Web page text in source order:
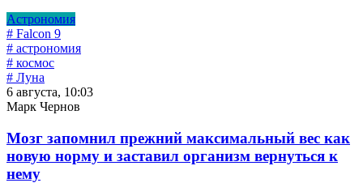
Астрономия
# Falcon 9
# астрономия
# космос
# Луна
6 августа, 10:03
Марк Чернов
Мозг запомнил прежний максимальный вес как
новую норму и заставил организм вернуться к
нему